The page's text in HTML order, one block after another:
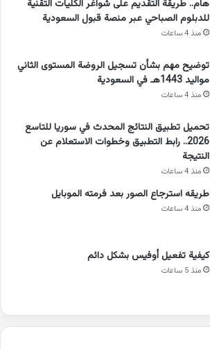
هام.. طريقة التقديم على شواغر الكليات التقنية
للدبلوم الصباحي عبر منصة قبول السعودية
منذ 4 ساعات
توضيح مهم بشأن تسجيل الروضة المستوى الثاني
مواليد 1443هـ في السعودية
منذ 4 ساعات
تحميل تطبيق النتائج المحدث في سوريا للتاسع
2026.. رابط التطبيق وخطوات الاستعلام عن
النتيجة
منذ 4 ساعات
طريقه استرجاع الصور بعد فرمته الموبايل
منذ 4 ساعات
كيفية تفعيل أوفيس بشكل دائم
منذ 5 ساعات